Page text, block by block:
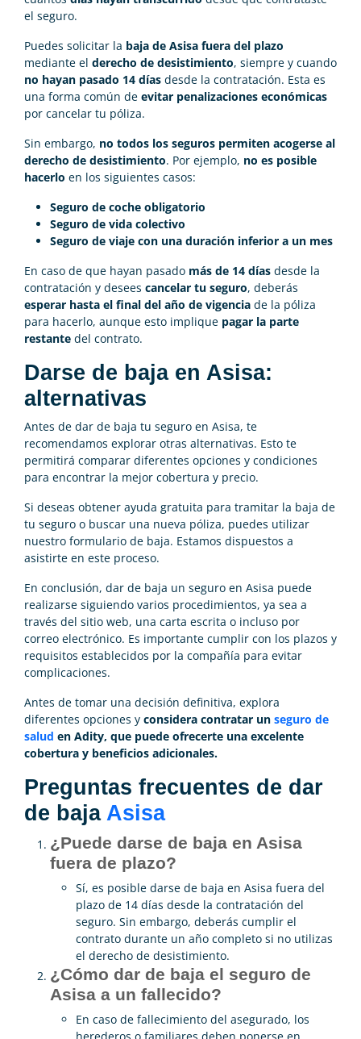
el seguro.
Puedes solicitar la baja de Asisa fuera del plazo
mediante el derecho de desistimiento, siempre y cuando
no hayan pasado 14 días desde la contratación. Esta es
una forma común de evitar penalizaciones económicas
por cancelar tu póliza.
Sin embargo, no todos los seguros permiten acogerse al
derecho de desistimiento. Por ejemplo, no es posible
hacerlo en los siguientes casos:
Seguro de coche obligatorio
Seguro de vida colectivo
Seguro de viaje con una duración inferior a un mes
En caso de que hayan pasado más de 14 días desde la
contratación y desees cancelar tu seguro, deberás
esperar hasta el final del año de vigencia de la póliza
para hacerlo, aunque esto implique pagar la parte
restante del contrato.
Darse de baja en Asisa:
alternativas
Antes de dar de baja tu seguro en Asisa, te
recomendamos explorar otras alternativas. Esto te
permitirá comparar diferentes opciones y condiciones
para encontrar la mejor cobertura y precio.
Si deseas obtener ayuda gratuita para tramitar la baja de
tu seguro o buscar una nueva póliza, puedes utilizar
nuestro formulario de baja. Estamos dispuestos a
asistirte en este proceso.
En conclusión, dar de baja un seguro en Asisa puede
realizarse siguiendo varios procedimientos, ya sea a
través del sitio web, una carta escrita o incluso por
correo electrónico. Es importante cumplir con los plazos y
requisitos establecidos por la compañía para evitar
complicaciones.
Antes de tomar una decisión definitiva, explora
diferentes opciones y considera contratar un seguro de
salud en Adity, que puede ofrecerte una excelente
cobertura y beneficios adicionales.
Preguntas frecuentes de dar
de baja Asisa
¿Puede darse de baja en Asisa
fuera de plazo?
Sí, es posible darse de baja en Asisa fuera del
plazo de 14 días desde la contratación del
seguro. Sin embargo, deberás cumplir el
contrato durante un año completo si no utilizas
el derecho de desistimiento.
¿Cómo dar de baja el seguro de
Asisa a un fallecido?
En caso de fallecimiento del asegurado, los